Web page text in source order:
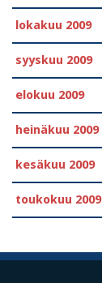
lokakuu 2009
syyskuu 2009
elokuu 2009
heinäkuu 2009
kesäkuu 2009
toukokuu 2009